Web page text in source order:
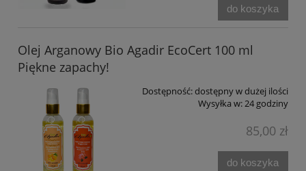
do koszyka
Olej Arganowy Bio Agadir EcoCert 100 ml
Piękne zapachy!
Dostępność:dostępny w dużej ilości
Wysyłka w:24 godziny
85,00 zł
do koszyka